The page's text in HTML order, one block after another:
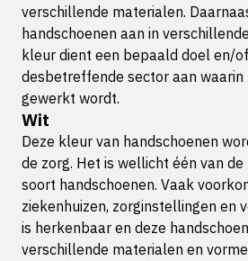
verschillende materialen.
handschoenen aan in
kleur dient een bepaald doel en/
desbetreffende sector aan
gewerkt wordt.
Wit
Deze kleur van handschoenen
de zorg. Het is wellicht één van
soort handschoenen. Vaak
ziekenhuizen, zorginstellingen en
is herkenbaar en deze
verschillende materialen en